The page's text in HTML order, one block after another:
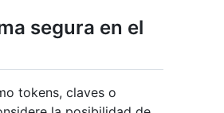
segura en el
tokens, claves o